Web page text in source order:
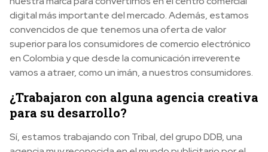
digital más importante del mercado. Además, estamos
convencidos de que tenemos una oferta de valor
superior para los consumidores de comercio electrónico
en Colombia y que desde la comunicación irreverente
vamos a atraer, como un imán, a nuestros consumidores.
¿Trabajaron con alguna agencia creativa
para su desarrollo?
Sí, estamos trabajando con Tribal, del grupo DDB, una